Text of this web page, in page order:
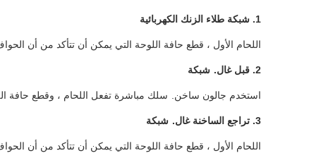
1. شبكة طلاء الزنك الكهربائية
اللحام الأول ، قطع حافة اللوحة التي يمكن أن تتأكد من أن
2. قبل غال. شبكة
استخدم جالون ساخن. سلك مباشرة تفعل اللحام ، وقطع حافة
3. تراجع الساخنة غال. شبكة
اللحام الأول ، قطع حافة اللوحة التي يمكن أن تتأكد من أن